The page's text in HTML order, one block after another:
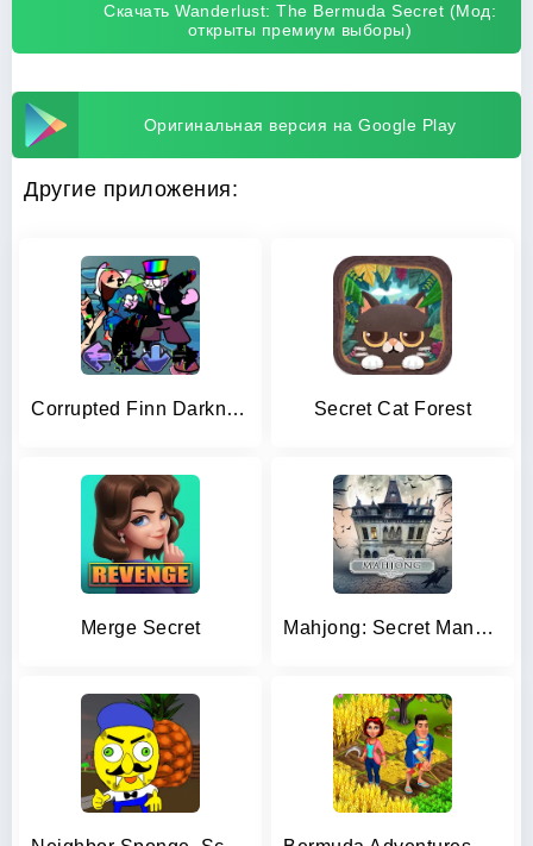
Скачать Wanderlust: The Bermuda Secret (Мод:
открыты премиум выборы)
Оригинальная версия на Google Play
Другие приложения:
Corrupted Finn Darkness Battle Secret Cat Forest
Merge Secret Mahjong: Secret Mansion